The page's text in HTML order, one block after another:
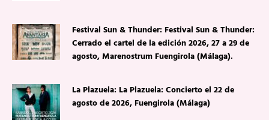
Festival Sun & Thunder: Festival Sun & Thunder:
Cerrado el cartel de la edición 2026, 27 a 29 de
agosto, Marenostrum Fuengirola (Málaga).
La Plazuela: La Plazuela: Concierto el 22 de
agosto de 2026, Fuengirola (Málaga)